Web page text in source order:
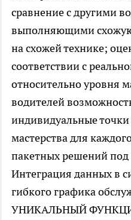
сравнение с другими
выполняющими
на схожей технике;
соответствии с
относительно уровня
водителей
индивидуальные
мастерства для
пакетных решений под
Интеграция данных в
гибкого графика
УНИКАЛЬНЫЙ